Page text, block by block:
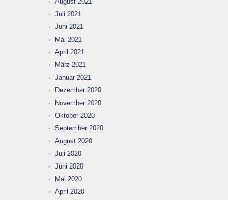
Juli 2021
Juni 2021
Mai 2021
April 2021
März 2021
Januar 2021
Dezember 2020
November 2020
Oktober 2020
September 2020
August 2020
Juli 2020
Juni 2020
Mai 2020
April 2020